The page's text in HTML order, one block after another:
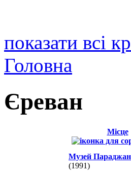
показати всі
Головна
Єреван
Місце
Музей
(1991)